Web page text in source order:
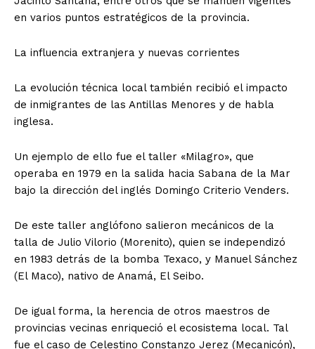
en varios puntos estratégicos de la provincia.
La influencia extranjera y nuevas corrientes
La evolución técnica local también recibió el impacto
de inmigrantes de las Antillas Menores y de habla
inglesa.
Un ejemplo de ello fue el taller «Milagro», que
operaba en 1979 en la salida hacia Sabana de la Mar
bajo la dirección del inglés Domingo Criterio Venders.
De este taller anglófono salieron mecánicos de la
talla de Julio Vilorio (Morenito), quien se independizó
en 1983 detrás de la bomba Texaco, y Manuel Sánchez
(El Maco), nativo de Anamá, El Seibo.
De igual forma, la herencia de otros maestros de
provincias vecinas enriqueció el ecosistema local. Tal
fue el caso de Celestino Constanzo Jerez (Mecanicón),